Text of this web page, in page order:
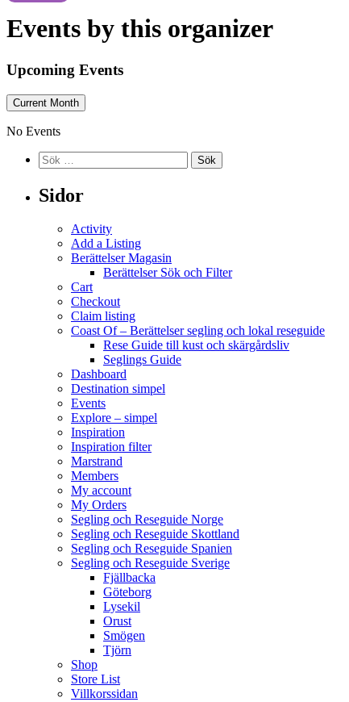
Events by this organizer
Upcoming Events
Current Month
No Events
Sidor
Activity
Add a Listing
Berättelser Magasin
Berättelser Sök och Filter
Cart
Checkout
Claim listing
Coast Of – Berättelser segling och lokal reseguide
Rese Guide till kust och skärgårdsliv
Seglings Guide
Dashboard
Destination simpel
Events
Explore – simpel
Inspiration
Inspiration filter
Marstrand
Members
My account
My Orders
Segling och Reseguide Norge
Segling och Reseguide Skottland
Segling och Reseguide Spanien
Segling och Reseguide Sverige
Fjällbacka
Göteborg
Lysekil
Orust
Smögen
Tjörn
Shop
Store List
Villkorssidan